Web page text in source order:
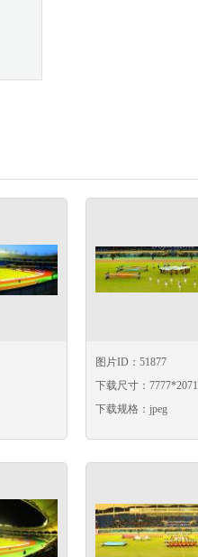
图片ID：51877
下载尺寸：7777*2071
下载规格：jpeg